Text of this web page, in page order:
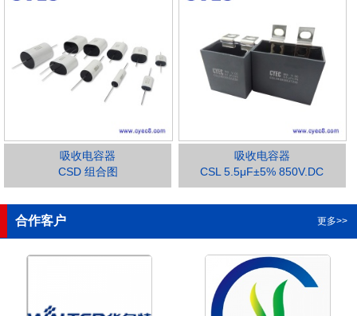
吸收电容器
CSD 组合图
吸收电容器
CSL 5.5μF±5% 850V.DC
合作客户 更多>>